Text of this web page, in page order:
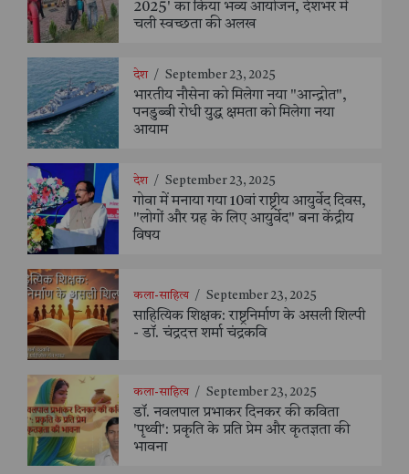
2025' का किया भव्य आयोजन, देशभर में
चली स्वच्छता की अलख
देश / September 23, 2025
भारतीय नौसेना को मिलेगा नया "आन्द्रोत",
पनडुब्बी रोधी युद्ध क्षमता को मिलेगा नया
आयाम
देश / September 23, 2025
गोवा में मनाया गया 10वां राष्ट्रीय आयुर्वेद दिवस,
"लोगों और ग्रह के लिए आयुर्वेद" बना केंद्रीय
विषय
कला-साहित्य / September 23, 2025
साहित्यिक शिक्षक: राष्ट्रनिर्माण के असली शिल्पी
- डॉ. चंद्रदत्त शर्मा चंद्रकवि
कला-साहित्य / September 23, 2025
डॉ. नवलपाल प्रभाकर दिनकर की कविता
'पृथ्वी': प्रकृति के प्रति प्रेम और कृतज्ञता की
भावना